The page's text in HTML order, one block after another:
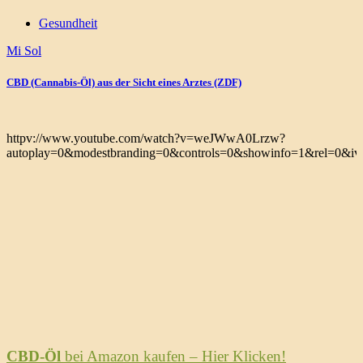
Gesundheit
Mi Sol
CBD (Cannabis-Öl) aus der Sicht eines Arztes (ZDF)
httpv://www.youtube.com/watch?v=weJWwA0Lrzw?
CBD-Öl bei Amazon kaufen – Hier Klicken!